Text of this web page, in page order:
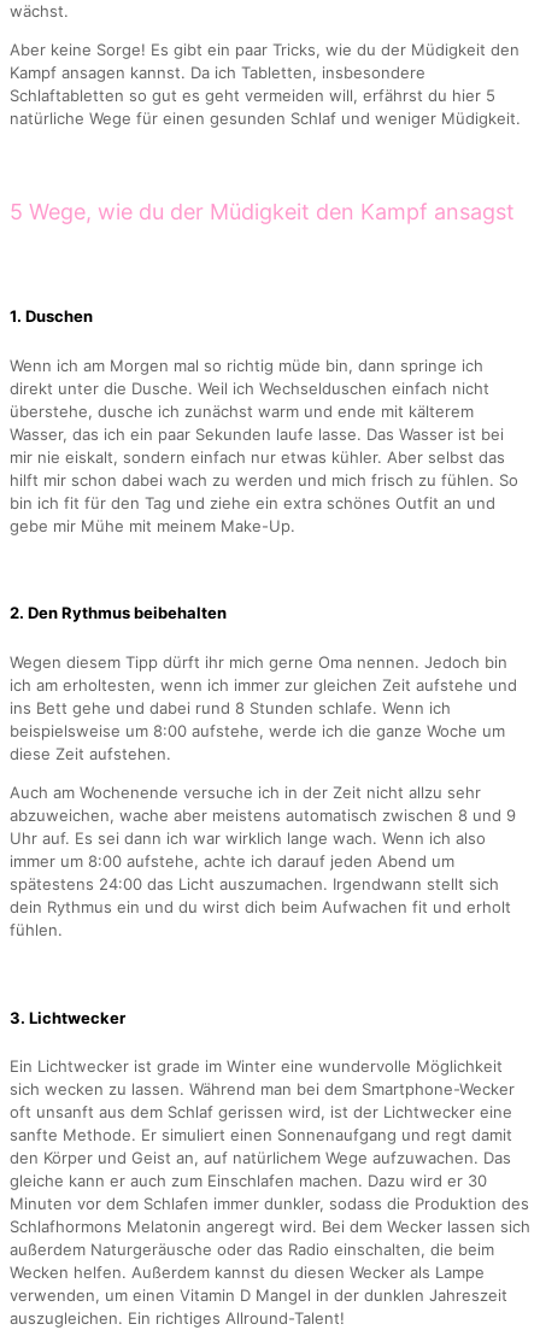
wächst.
Aber keine Sorge! Es gibt ein paar Tricks, wie du der Müdigkeit den
Kampf ansagen kannst. Da ich Tabletten, insbesondere
Schlaftabletten so gut es geht vermeiden will, erfährst du hier 5
natürliche Wege für einen gesunden Schlaf und weniger Müdigkeit.
5 Wege, wie du der Müdigkeit den Kampf ansagst
1. Duschen
Wenn ich am Morgen mal so richtig müde bin, dann springe ich
direkt unter die Dusche. Weil ich Wechselduschen einfach nicht
überstehe, dusche ich zunächst warm und ende mit kälterem
Wasser, das ich ein paar Sekunden laufe lasse. Das Wasser ist bei
mir nie eiskalt, sondern einfach nur etwas kühler. Aber selbst das
hilft mir schon dabei wach zu werden und mich frisch zu fühlen. So
bin ich fit für den Tag und ziehe ein extra schönes Outfit an und
gebe mir Mühe mit meinem Make-Up.
2. Den Rythmus beibehalten
Wegen diesem Tipp dürft ihr mich gerne Oma nennen. Jedoch bin
ich am erholtesten, wenn ich immer zur gleichen Zeit aufstehe und
ins Bett gehe und dabei rund 8 Stunden schlafe. Wenn ich
beispielsweise um 8:00 aufstehe, werde ich die ganze Woche um
diese Zeit aufstehen.
Auch am Wochenende versuche ich in der Zeit nicht allzu sehr
abzuweichen, wache aber meistens automatisch zwischen 8 und 9
Uhr auf. Es sei dann ich war wirklich lange wach. Wenn ich also
immer um 8:00 aufstehe, achte ich darauf jeden Abend um
spätestens 24:00 das Licht auszumachen. Irgendwann stellt sich
dein Rythmus ein und du wirst dich beim Aufwachen fit und erholt
fühlen.
3. Lichtwecker
Ein Lichtwecker ist grade im Winter eine wundervolle Möglichkeit
sich wecken zu lassen. Während man bei dem Smartphone-Wecker
oft unsanft aus dem Schlaf gerissen wird, ist der Lichtwecker eine
sanfte Methode. Er simuliert einen Sonnenaufgang und regt damit
den Körper und Geist an, auf natürlichem Wege aufzuwachen. Das
gleiche kann er auch zum Einschlafen machen. Dazu wird er 30
Minuten vor dem Schlafen immer dunkler, sodass die Produktion des
Schlafhormons Melatonin angeregt wird. Bei dem Wecker lassen sich
außerdem Naturgeräusche oder das Radio einschalten, die beim
Wecken helfen. Außerdem kannst du diesen Wecker als Lampe
verwenden, um einen Vitamin D Mangel in der dunklen Jahreszeit
auszugleichen. Ein richtiges Allround-Talent!